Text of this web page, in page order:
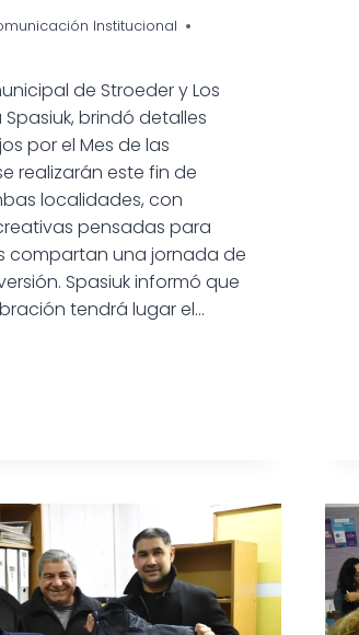
Institucional
de Stroeder y Los
Spasiuk, brindó detalles
por el Mes de las
realizarán este fin de
localidades, con
pensadas para
compartan una jornada de
Spasiuk informó que
tendrá lugar el…